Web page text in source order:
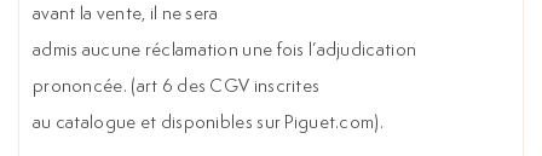
avant la vente, il ne sera
admis aucune réclamation une fois l’adjudication
prononcée. (art 6 des CGV inscrites
au catalogue et disponibles sur Piguet.com).